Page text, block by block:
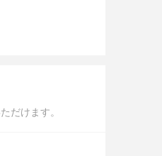
だけます。